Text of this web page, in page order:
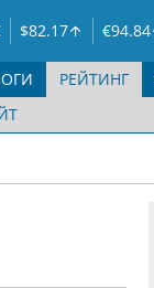
$82.17 €94.84
РЕЙТИНГ